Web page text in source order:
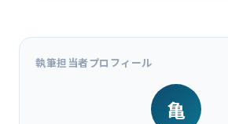
執筆担当者プロフィール
亀